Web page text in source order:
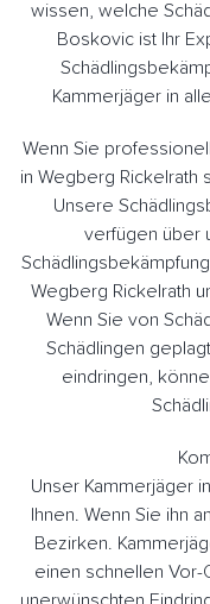
wissen, welche
Boskovic ist Ihr
Kammerjäger in
Wenn Sie
in Wegberg Rickelrath
Unsere
verfügen über
Wegberg Rickelrath
Wenn Sie von
Schädlingen
eindringen,
Unser Kammerjäger
Ihnen. Wenn Sie ihn
Bezirken.
einen schnellen